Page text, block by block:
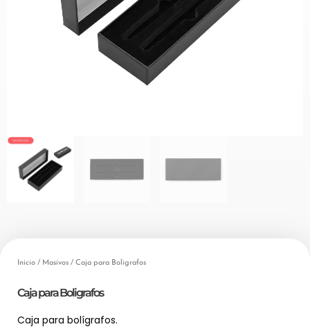
Inicio / Masivos / Caja para Boligrafos
Caja para Boligrafos
Caja para bolígrafos.